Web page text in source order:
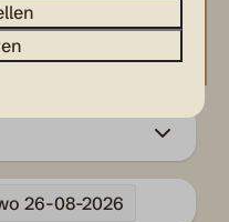
en prijs
26-08-2026